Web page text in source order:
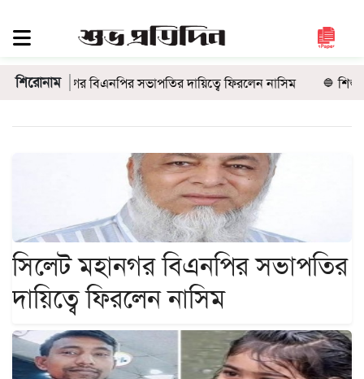
সিলেট
দেশজুড়ে
আন্তর্জাতিক
প্রবাস
গণমাধ্যম
খেলাধুলা
শিরোনাম
বিএনপির সভাপতির দায়িত্বে ফিরলেন নাসিম শিশু ফাহিমা হত্যা:
সিলেট মহানগর বিএনপির সভাপতির
দায়িত্বে ফিরলেন নাসিম